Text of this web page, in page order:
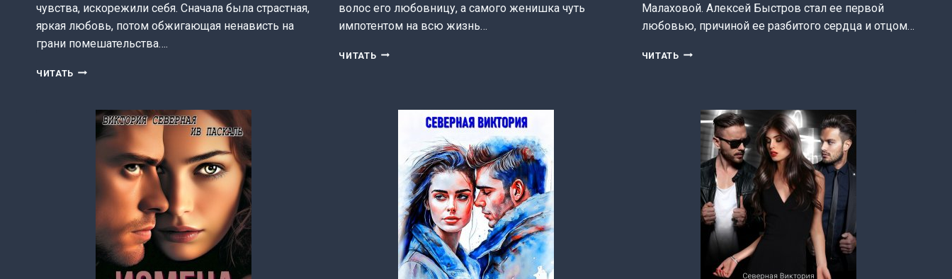
чувства, искорежили себя. Сначала была страстная,
яркая любовь, потом обжигающая ненависть на
грани помешательства….
ЧИТАТЬ ИЗМЕНА.
ВИКТОРИЯ)
волос его любовницу, а самого женишка чуть
импотентом на всю жизнь…
ЧИТАТЬ ИЗМЕНА.
(СЕВЕРНАЯ
ВИКТОРИЯ)
Малаховой. Алексей Быстров стал ее первой
любовью, причиной ее разбитого сердца и отцом…
ЧИТАТЬ БЫВШИЙ.
(СЕВЕРНАЯ
ВИКТОРИЯ)